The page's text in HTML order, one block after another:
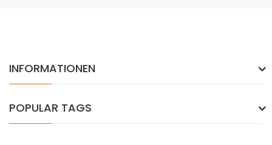
INFORMATIONEN
POPULAR TAGS